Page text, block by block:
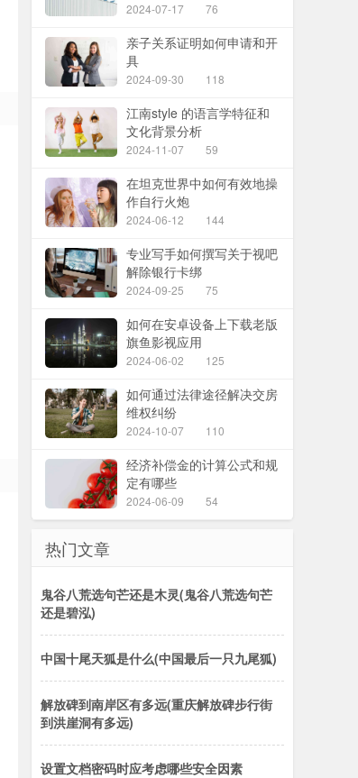
2024-07-17 76
亲子关系证明如何申请和开
具
2024-09-30 118
江南style 的语言学特征和
文化背景分析
2024-11-07 59
在坦克世界中如何有效地操
作自行火炮
2024-06-12 144
专业写手如何撰写关于视吧
解除银行卡绑
2024-09-25 75
如何在安卓设备上下载老版
旗鱼影视应用
2024-06-02 125
如何通过法律途径解决交房
维权纠纷
2024-10-07 110
经济补偿金的计算公式和规
定有哪些
2024-06-09 54
热门文章
鬼谷八荒选句芒还是木灵(鬼谷八荒选句芒
还是碧泓)
中国十尾天狐是什么(中国最后一只九尾狐)
解放碑到南岸区有多远(重庆解放碑步行街
到洪崖洞有多远)
设置文档密码时应考虑哪些安全因素